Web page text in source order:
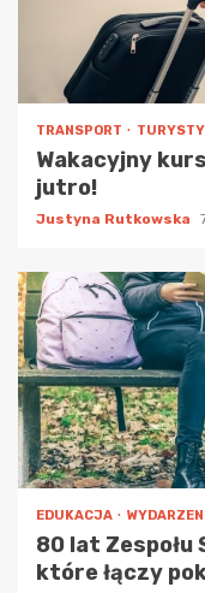
TRANSPORT
Wakacyjny
jutro!
Justyna Rutkowska
EDUKACJA
80 lat Zespołu
które łączy